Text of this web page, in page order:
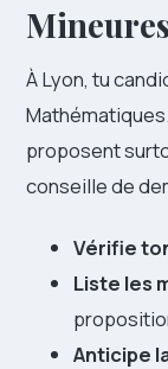
À Lyon, tu
proposent
conseille de
Vérifie
Liste les
Anticipe